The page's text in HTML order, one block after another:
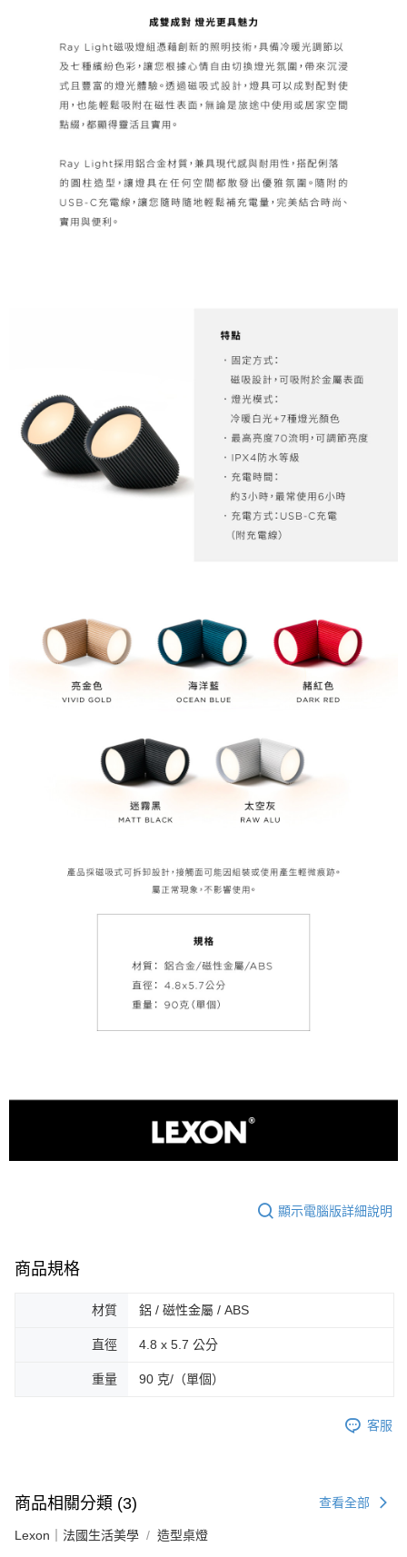
顯示電腦版詳細說明
商品規格
材質 鋁 / 磁性金屬 / ABS
直徑 4.8 x 5.7 公分
重量 90 克/（單個）
客服
商品相關分類 (3) 查看全部
Lexon｜法國生活美學 造型桌燈